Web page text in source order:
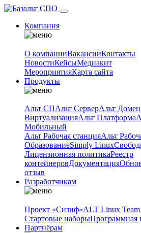
Компания
О компанииВакансииКонтакты
НовостиКейсыМедиакит
МероприятияКарта сайта
Продукты
Альт СПАльт СерверАльт Домен
ВиртуализацияАльт Платформа
Мобильный
Альт Рабочая станцияАльт
ОбразованиеSimply Linux
Лицензионная политикаРеестр
контейнеровДокументация
отзыв
Разработчикам
Проект «Сизиф»ALT Linux Team
Стартовые наборыПрограммная
Партнёрам